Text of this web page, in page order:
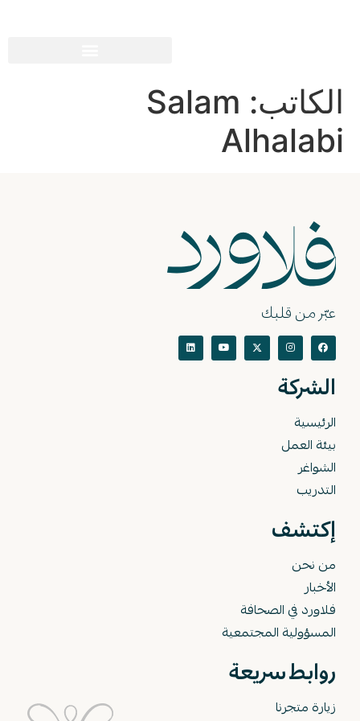
الكاتب:Salam
Alhalabi
عبّر من قلبك
الشركة
الرئيسية
بيئة العمل
الشواغر
التدريب
إكتشف
من نحن
الأخبار
فلاورد في الصحافة
المسؤولية المجتمعية
روابط سريعة
زيارة متجرنا